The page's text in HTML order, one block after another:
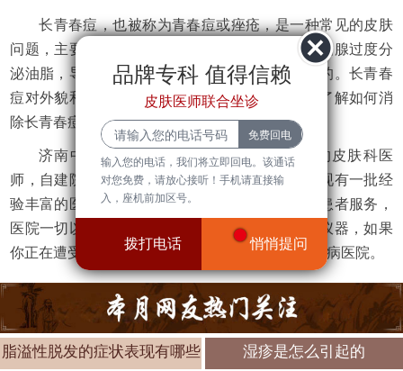
长青春痘，也被称为青春痘或痤疮，是一种常见的皮肤
问题，主要发生在青春期的人身上。它是由于皮脂腺过度分
泌油脂，导致毛孔堵塞，细菌感染和炎症而引起的。长青春
痘对外貌和心理健康都会产生一定的影响，因此了解如何消
除长青春痘以及其基本常识、症状、危害...
济南中研皮肤病医院有一批临床经验丰富的皮肤科医
师，自建院以来就专注于各类皮肤疑难病，医院现有一批经
验丰富的医师团队长期坐诊，兢兢业业为皮肤病患者服务，
医院一切以患者为中心，不断引进先进的疗法和仪器，如果
你正在遭受皮肤病的困扰，不如选择济南中研皮肤病医院。
脂溢性脱发的症状表现有哪些 湿疹是怎么引起的
品牌专科 值得信赖
皮肤医师联合坐诊
输入您的电话，我们将立即回电。该通话
对您免费，请放心接听！手机请直接输
入，座机前加区号。
拨打电话 悄悄提问